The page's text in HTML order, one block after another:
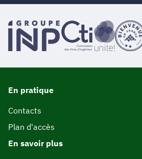
En pratique
Contacts
Plan d'accès
En savoir plus